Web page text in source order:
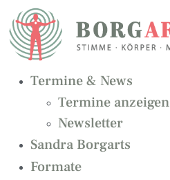
Inhalt
springen
Termine & News
Termine anzeigen
Newsletter
Sandra Borgarts
Formate